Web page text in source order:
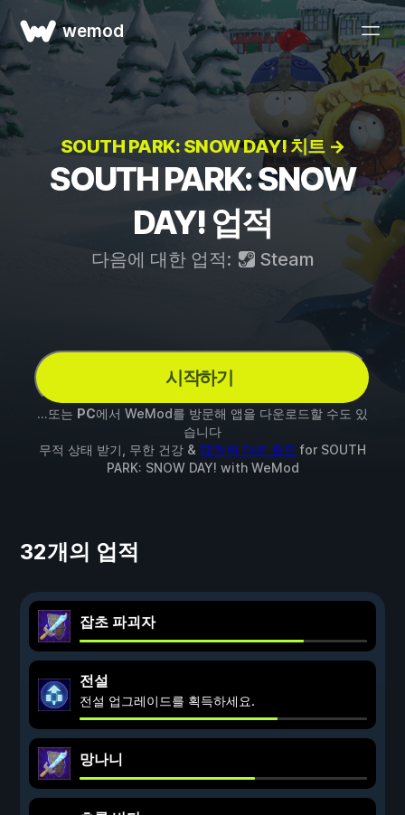
wemod
SOUTH PARK: SNOW DAY! 치트 →
SOUTH PARK: SNOW
DAY! 업적
다음에 대한 업적: Steam
시작하기
...또는 PC에서 WeMod를 방문해 앱을 다운로드할 수도 있
습니다
무적 상태 받기, 무한 건강 & 12개의 다른 모드 for SOUTH
PARK: SNOW DAY! with WeMod
32개의 업적
잡초 파괴자
전설
전설 업그레이드를 획득하세요.
망나니